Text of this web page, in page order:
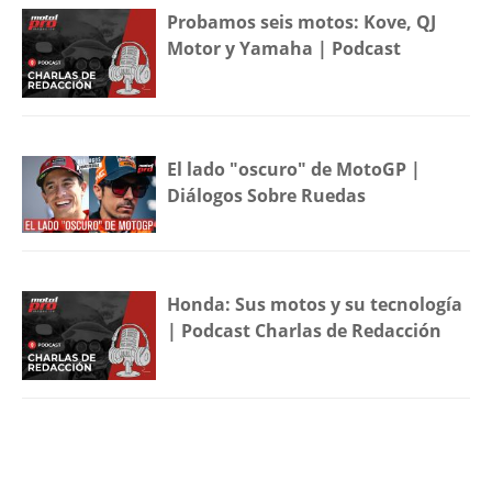
Probamos seis motos: Kove, QJ
Motor y Yamaha | Podcast
El lado "oscuro" de MotoGP |
Diálogos Sobre Ruedas
Honda: Sus motos y su tecnología
| Podcast Charlas de Redacción